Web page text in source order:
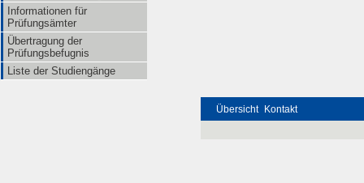
Informationen für
Prüfungsämter
Übertragung der
Prüfungsbefugnis
Liste der Studiengänge
Übersicht Kontakt